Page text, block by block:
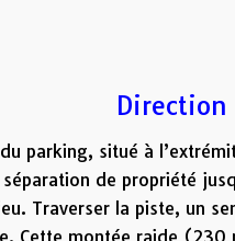
Direction
parking, situé à
de propriété
Traverser la piste, un